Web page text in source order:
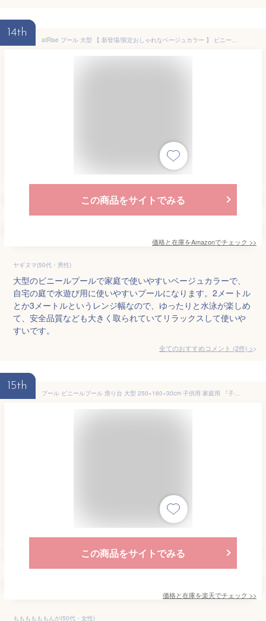
14th
atRise プール 大型 【 新登場/限定おしゃれなベージュカラー 】 ビニール 260×170cm 家庭用 子供用プール プレゼント 贈り物
この商品をサイトでみる
価格と在庫をAmazonでチェック >>
ヤギヌマ(50代・男性)
大型のビニールプールで家庭で使いやすいベージュカラーで、
自宅の庭で水遊び用に使いやすいプールになります。2メートル
とか3メートルというレンジ幅なので、ゆったりと水泳が楽しめ
て、安全品質なども大きく取られていてリラックスして使いや
すいです。
全てのおすすめコメント (2件) >
15th
プール ビニールプール 滑り台 大型 250×160×30cm 子供用 家庭用 『子供たちを笑顔にするハッピーファミリープール』 ファミリープール くすみ ブルー パープル グレージュ 送料無料 ＼世界シェア約60％独占契約店／ 【15時迄のご注文確定で当日発送】 楽天1位
この商品をサイトでみる
価格と在庫を楽天でチェック >>
ももももももんが(50代・女性)